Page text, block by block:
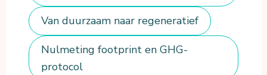
Van duurzaam naar regeneratief
Nulmeting footprint en GHG-
protocol